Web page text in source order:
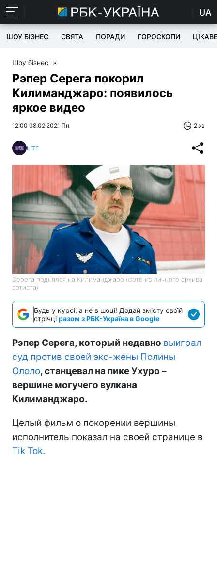
UA
ШОУ БІЗНЕС СВЯТА ПОРАДИ ГОРОСКОПИ ЦІКАВЕ
Шоу бізнес »
Рэпер Серега покорил
Килиманджаро: появилось
яркое видео
12:00 08.02.2021 Пн 2 хв
LITE
Серега поднялся на Килиманджаро (фото из личного архива
артиста)
Будь у курсі, а не в шоці! Додай змісту своїй
стрічці разом з РБК-Україна в Google
Рэпер Серега, который недавно выиграл
суд против своей экс-жены Полины
Ололо, станцевал на пике Ухуро –
вершине могучего вулкана
Килиманджаро.
Целый фильм о покорении вершины
исполнитель показал на своей странице в
Tik Tok.